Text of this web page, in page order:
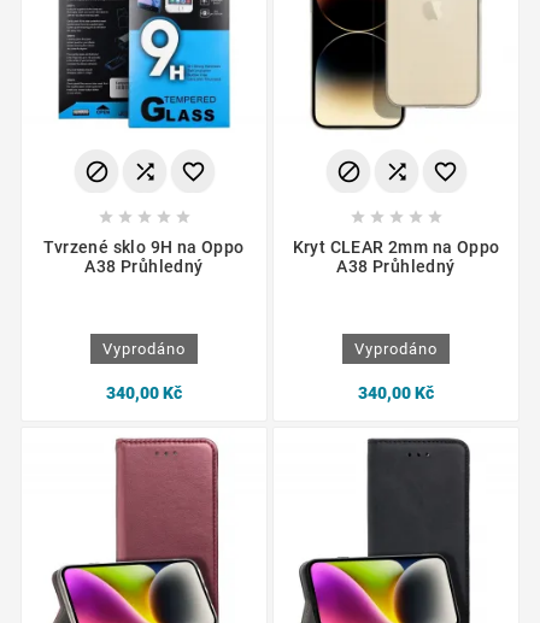
  
    
Tvrzené sklo 9H na Oppo
A38 Průhledný
Vyprodáno
340,00 Kč
  
    
Kryt CLEAR 2mm na Oppo
A38 Průhledný
Vyprodáno
340,00 Kč